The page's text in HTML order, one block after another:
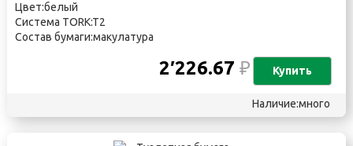
Цвет:белый
Система TORK:T2
Состав бумаги:макулатура
2′226.67₽ Купить
Наличие:много